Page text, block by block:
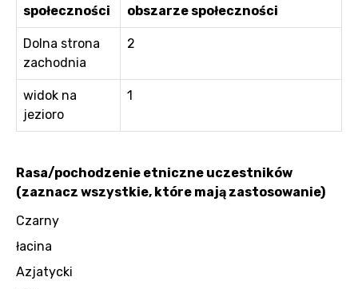
społeczności
obszarze społeczności
Dolna strona
zachodnia
2
widok na
jezioro
1
Rasa/pochodzenie etniczne uczestników
(zaznacz wszystkie, które mają zastosowanie)
Czarny
łacina
Azjatycki